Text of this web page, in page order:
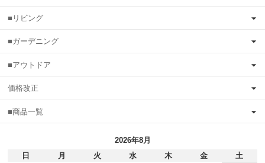
■リビング
■ガーデニング
■アウトドア
価格改正
■商品一覧
2026年8月
日
月 火 水 木 金
土